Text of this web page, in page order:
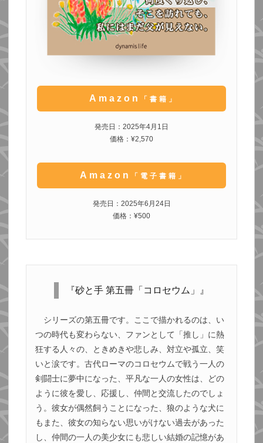
Amazon 「書籍」
発売日：2025年4月1日
価格：¥2,570
Amazon 「電子書籍」
発売日：2025年6月24日
価格：¥500
『砂と手 第五冊「コロセウム」』
シリーズの第五冊です。ここで描かれるのは、い
つの時代も変わらない、ファンとして「推し」に熱
狂する人々の、ときめきや悲しみ、対立や孤立、笑
いと涙です。古代ローマのコロセウムで戦う一人の
剣闘士に夢中になった、平凡な一人の女性は、どの
ように彼を愛し、応援し、仲間と交流したのでしょ
う。彼女が偶然飼うことになった、狼のような犬に
もまた、彼女の知らない思いがけない過去があった
し、仲間の一人の美少女にも悲しい結婚の記憶があ